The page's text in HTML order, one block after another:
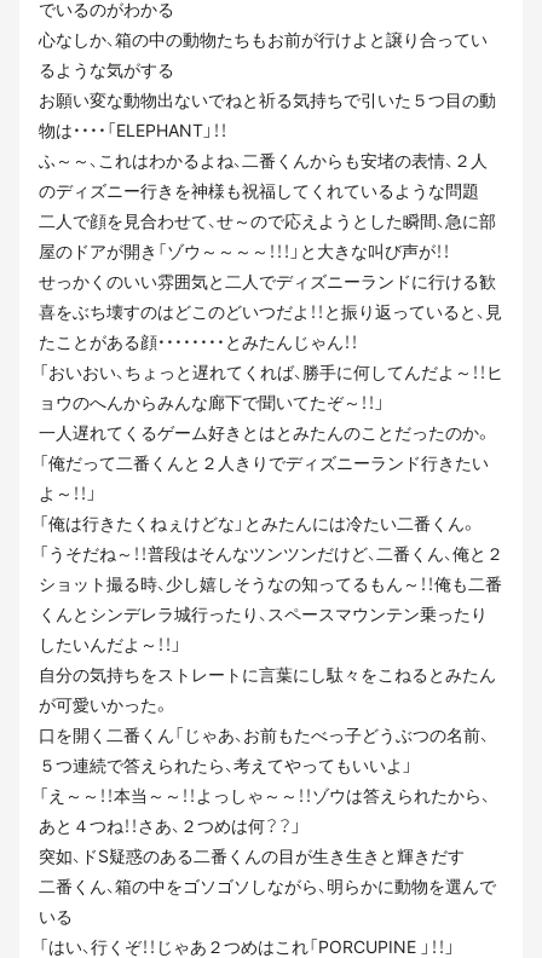
でいるのがわかる
心なしか、箱の中の動物たちもお前が行けよと譲り合ってい
るような気がする
お願い変な動物出ないでねと祈る気持ちで引いた５つ目の動
物は・・・・「ELEPHANT」！！
ふ～～、これはわかるよね、二番くんからも安堵の表情、２人
のディズニー行きを神様も祝福してくれているような問題
二人で顔を見合わせて、せ～ので応えようとした瞬間、急に部
屋のドアが開き「ゾウ～～～～！！！」と大きな叫び声が！！
せっかくのいい雰囲気と二人でディズニーランドに行ける歓
喜をぶち壊すのはどこのどいつだよ！！と振り返っていると、見
たことがある顔・・・・・・・・とみたんじゃん！！
「おいおい、ちょっと遅れてくれば、勝手に何してんだよ～！！ヒ
ョウのへんからみんな廊下で聞いてたぞ～！！」
一人遅れてくるゲーム好きとはとみたんのことだったのか。
「俺だって二番くんと２人きりでディズニーランド行きたい
よ～！！」
「俺は行きたくねぇけどな」とみたんには冷たい二番くん。
「うそだね～！！普段はそんなツンツンだけど、二番くん、俺と２
ショット撮る時、少し嬉しそうなの知ってるもん～！！俺も二番
くんとシンデレラ城行ったり、スペースマウンテン乗ったり
したいんだよ～！！」
自分の気持ちをストレートに言葉にし駄々をこねるとみたん
が可愛いかった。
口を開く二番くん「じゃあ、お前もたべっ子どうぶつの名前、
５つ連続で答えられたら、考えてやってもいいよ」
「え～～！！本当～～！！よっしゃ～～！！ゾウは答えられたから、
あと４つね！！さあ、２つめは何？？」
突如、ドS疑惑のある二番くんの目が生き生きと輝きだす
二番くん、箱の中をゴソゴソしながら、明らかに動物を選んで
いる
「はい、行くぞ！！じゃあ２つめはこれ「PORCUPINE 」！！」